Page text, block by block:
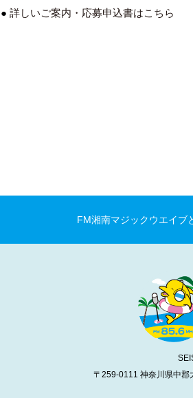
● 詳しいご案内・応募申込書はこちら
FM湘南マジックウエイブ
〒259-0111 神奈川県中郡